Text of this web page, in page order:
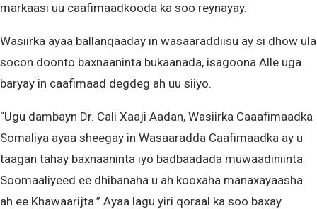
markaasi uu caafimaadkooda ka soo reynayay.
Wasiirka ayaa ballanqaaday in wasaaraddiisu ay si dhow ula
socon doonto baxnaaninta bukaanada, isagoona Alle uga
baryay in caafimaad degdeg ah uu siiyo.
“Ugu dambayn Dr. Cali Xaaji Aadan, Wasiirka Caaafimaadka
Somaliya ayaa sheegay in Wasaaradda Caafimaadka ay u
taagan tahay baxnaaninta iyo badbaadada muwaadiniinta
Soomaaliyeed ee dhibanaha u ah kooxaha manaxayaasha
ah ee Khawaarijta.” Ayaa lagu yiri qoraal ka soo baxay